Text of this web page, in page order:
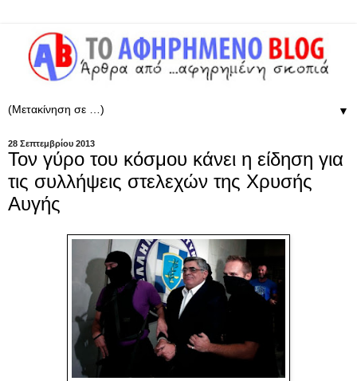
▼
28 Σεπτεμβρίου 2013
Τον γύρο του κόσμου κάνει η είδηση για
τις συλλήψεις στελεχών της Χρυσής
Αυγής